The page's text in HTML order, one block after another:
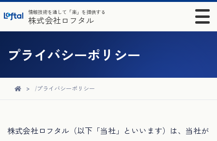
情報技術を通して「楽」を提供する
株式会社ロフタル
プライバシーポリシー
プライバシーポリシー
株式会社ロフタル（以下「当社」といいます）は、当社が